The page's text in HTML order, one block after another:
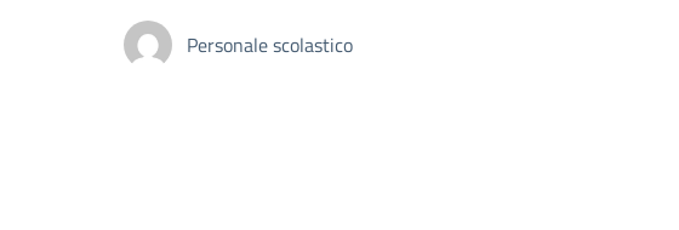
Personale scolastico